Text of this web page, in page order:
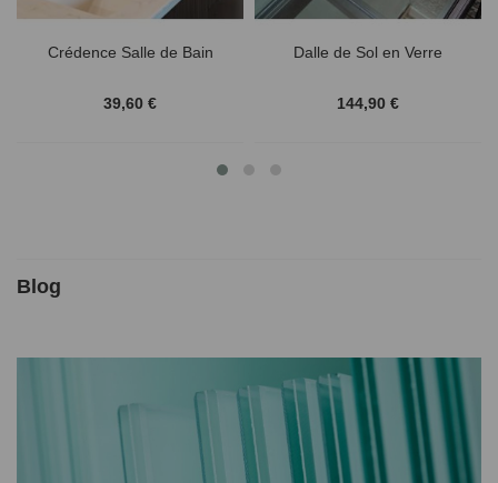
Crédence Salle de Bain
39,60 €
Dalle de Sol en Verre
144,90 €
Blog